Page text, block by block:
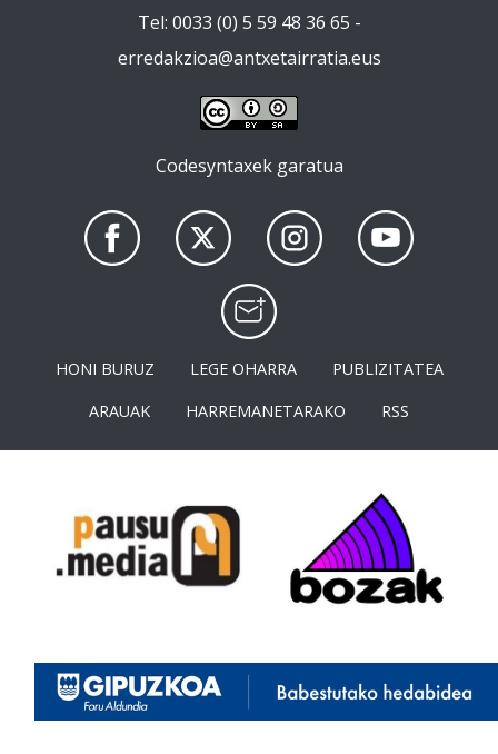
Tel: 0033 (0) 5 59 48 36 65 -
erredakzioa@antxetairratia.eus
Codesyntaxek garatua
HONI BURUZ LEGE OHARRA
PUBLIZITATEA
ARAUAK
HARREMANETARAKO RSS